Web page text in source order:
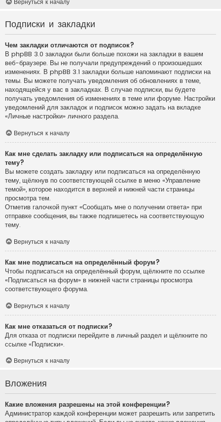
Подписки и закладки
Чем закладки отличаются от подписок?
В phpBB 3.0 закладки были больше похожи на закладки в вашем
веб-браузере. Вы не получали предупреждений о произошедших
изменениях. В phpBB 3.1 закладки больше напоминают подписки на
темы. Вы можете получать уведомления об обновлениях в теме,
находящейся у вас в закладках. В случае подписки, вы будете
получать уведомления об изменениях в теме или форуме. Настройки
уведомлений для закладок и подписок можно задать на вкладке
«Личные настройки» личного раздела.
Вернуться к началу
Как мне сделать закладку или подписаться на определённую
тему?
Вы можете создать закладку или подписаться на определённую
тему, щёлкнув по соответствующей ссылке в меню «Управление
темой», которое находится в верхней и нижней части страницы
просмотра тем.
Отметив галочкой пункт «Сообщать мне о получении ответа» при
отправке сообщения, вы также подпишетесь на соответствующую
тему.
Вернуться к началу
Как мне подписаться на определённый форум?
Чтобы подписаться на определённый форум, щёлкните по ссылке
«Подписаться на форум» в нижней части страницы просмотра
соответствующего форума.
Вернуться к началу
Как мне отказаться от подписки?
Для отказа от подписки перейдите в личный раздел и щёлкните по
ссылке «Подписки».
Вернуться к началу
Вложения
Какие вложения разрешены на этой конференции?
Администратор каждой конференции может разрешить или запретить